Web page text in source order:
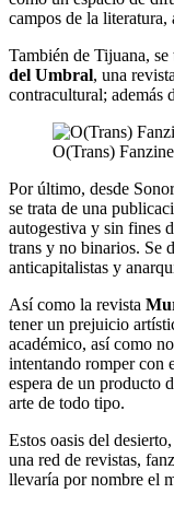
campos de la literatura,
También de Tijuana, se
del Umbral, una
contracultural; además
O(Trans) Fanzine
Por último, desde
se trata de una
autogestiva y sin fines
trans y no binarios. Se
anticapitalistas y
Así como la revista
tener un prejuicio
académico, así como
intentando romper con
espera de un producto
arte de todo tipo.
Estos oasis del
una red de revistas,
llevaría por nombre el